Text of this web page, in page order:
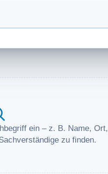
ein – z. B. Name, Ort,
zu finden.